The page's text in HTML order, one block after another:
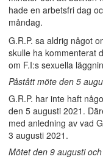
hade en arbetsfri dag
måndag.
G.R.P. sa aldrig något
skulle ha kommenterat
om F.I:s sexuella
Påstått möte den 5
G.R.P. har inte haft
den 5 augusti 2021.
med anledning av vad
3 augusti 2021.
Mötet den 9 augusti